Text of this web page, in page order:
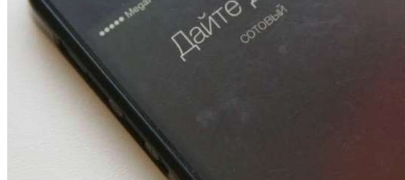
12:39
Сладкий праздник в Волгограде: в Центральном
парке прошёл фестиваль „Арбузный переполох“
Волгоградские компании нарастили экспорт:
заключены контракты на 3,6 млн долларов